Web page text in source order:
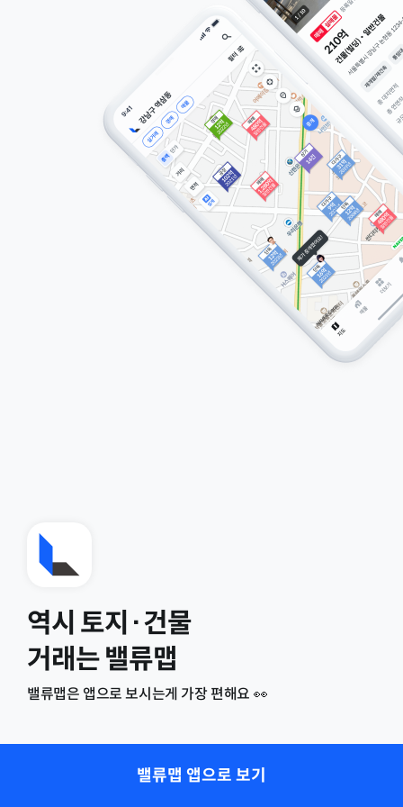
역시 토지·건물
거래는 밸류맵
밸류맵은 앱으로 보시는게 가장 편해요 👀
밸류맵 앱으로 보기